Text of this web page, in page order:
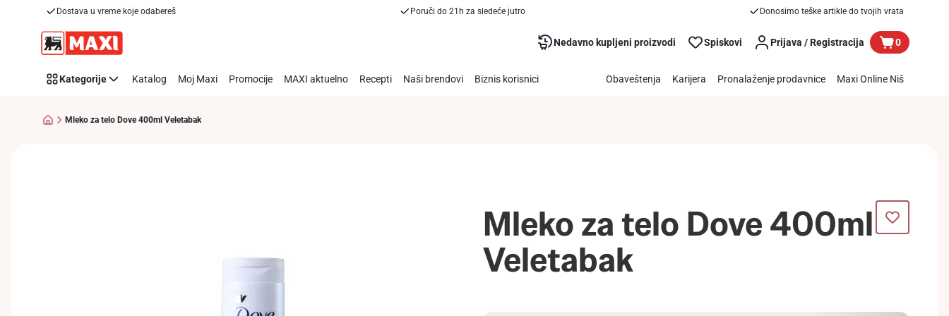
Dostava u vreme koje odabereš Poruči do 21h za sledeće jutro Donosimo teške artikle do tvojih vrata
Nedavno kupljeni proizvodi Spiskovi Prijava / Registracija 0
Kategorije Katalog Moj Maxi Promocije MAXI aktuelno Recepti Naši brendovi Biznis korisnici Obaveštenja Karijera Pronalaženje prodavnice Maxi Online Niš
Mleko za telo Dove 400ml Veletabak
Mleko za telo Dove 400ml
Veletabak